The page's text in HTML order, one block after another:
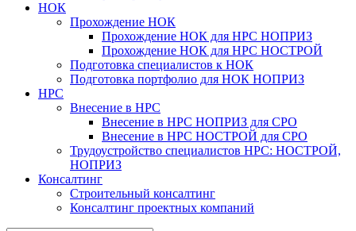
НОК
Прохождение НОК
Прохождение НОК для НРС НОПРИЗ
Прохождение НОК для НРС НОСТРОЙ
Подготовка специалистов к НОК
Подготовка портфолио для НОК НОПРИЗ
НРС
Внесение в НРС
Внесение в НРС НОПРИЗ для СРО
Внесение в НРС НОСТРОЙ для СРО
Трудоустройство специалистов НРС: НОСТРОЙ,
НОПРИЗ
Консалтинг
Строительный консалтинг
Консалтинг проектных компаний